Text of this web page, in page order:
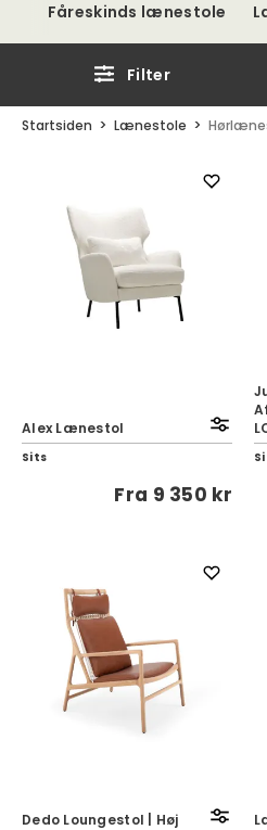
Fåreskinds lænestole
Filter
Startsiden Lænestole
Alex Lænestol
Sits
Fra 9 350 kr
Dedo Loungestol | Høj